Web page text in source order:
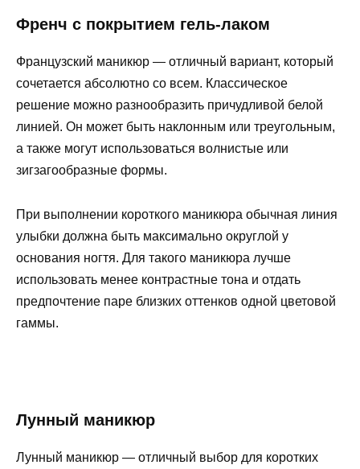
Френч с покрытием гель-лаком
Французский маникюр — отличный вариант, который
сочетается абсолютно со всем. Классическое
решение можно разнообразить причудливой белой
линией. Он может быть наклонным или треугольным,
а также могут использоваться волнистые или
зигзагообразные формы.
При выполнении короткого маникюра обычная линия
улыбки должна быть максимально округлой у
основания ногтя. Для такого маникюра лучше
использовать менее контрастные тона и отдать
предпочтение паре близких оттенков одной цветовой
гаммы.
Лунный маникюр
Лунный маникюр — отличный выбор для коротких